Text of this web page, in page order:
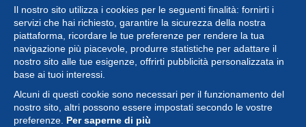
Il nostro sito utilizza i cookies per le seguenti finalità: fornirti i
servizi che hai richiesto, garantire la sicurezza della nostra
piattaforma, ricordare le tue preferenze per rendere la tua
navigazione più piacevole, produrre statistiche per adattare il
nostro sito alle tue esigenze, offrirti pubblicità personalizzata in
base ai tuoi interessi.
Alcuni di questi cookie sono necessari per il funzionamento del
nostro sito, altri possono essere impostati secondo le vostre
preferenze. Per saperne di più
Collezione
Novità